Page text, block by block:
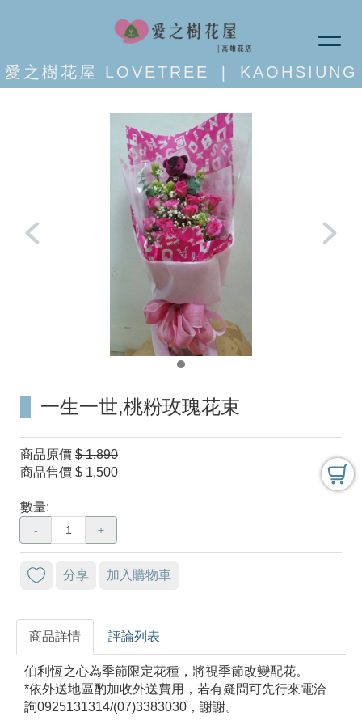
愛之樹花屋 LOVETREE ❘ KAOHSIUNG
一生一世,桃粉玫瑰花束
商品原價 $ 1,890
商品售價 $ 1,500
數量:
- +
分享 加入購物車
商品詳情 評論列表
伯利恆之心為季節限定花種，將視季節改變配花。
*依外送地區酌加收外送費用，若有疑問可先行來電洽
詢0925131314/(07)3383030，謝謝。